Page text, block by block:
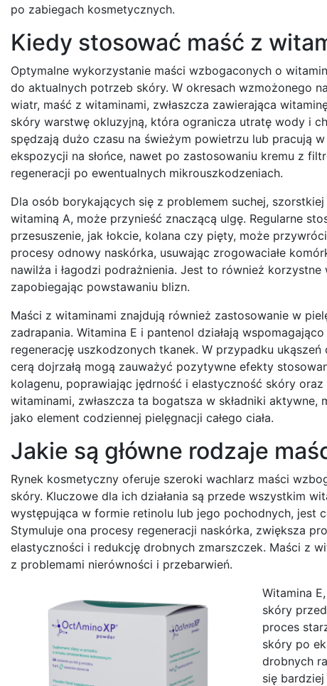
po zabiegach kosmetycznych.
Kiedy stosować maść z
Optymalne wykorzystanie maści wzbogaconych o
do aktualnych potrzeb skóry. W okresach wzmożonego
wiatr, maść z witaminami, zwłaszcza zawierająca
skóry warstwę okluzyjną, która ogranicza utratę wody i
spędzają dużo czasu na świeżym powietrzu lub pracują
ekspozycji na słońce, nawet po zastosowaniu kremu z
regeneracji po ewentualnych mikrouszkodzeniach.
Dla osób borykających się z problemem suchej,
witaminą A, może przynieść znaczącą ulgę. Regularne
przesuszenie, jak łokcie, kolana czy pięty, może
procesy odnowy naskórka, usuwając zrogowaciałe
nawilża i łagodzi podrażnienia. Jest to również
zapobiegając powstawaniu blizn.
Maści z witaminami znajdują również zastosowanie w
zadrapania. Witamina E i pantenol działają
regenerację uszkodzonych tkanek. W przypadku
cerą dojrzałą mogą zauważyć pozytywne efekty
kolagenu, poprawiając jędrność i elastyczność skóry
witaminami, zwłaszcza ta bogatsza w składniki
jako element codziennej pielęgnacji całego ciała.
Jakie są główne rodzaje
Rynek kosmetyczny oferuje szeroki wachlarz maści
skóry. Kluczowe dla ich działania są przede wszystkim
występująca w formie retinolu lub jego pochodnych, jest
Stymuluje ona procesy regeneracji naskórka, zwiększa
elastyczności i redukcję drobnych zmarszczek. Maści z
z problemami nierówności i przebarwień.
Witamina
skóry
proces
skóry po
drobnych
się